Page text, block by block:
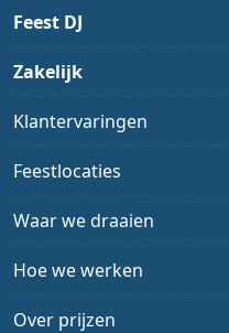
Feest DJ
Zakelijk
Klantervaringen
Feestlocaties
Waar we draaien
Hoe we werken
Over prijzen